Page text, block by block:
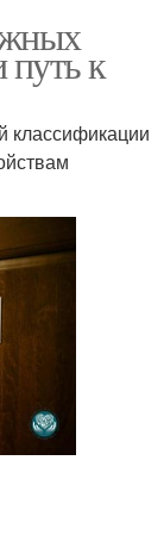
путь к
классификации